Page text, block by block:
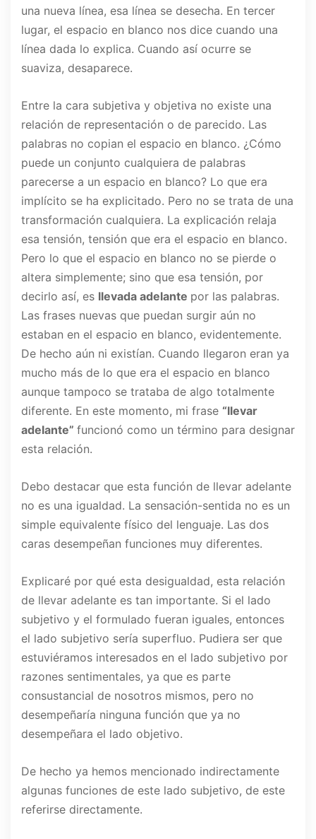
una nueva línea, esa línea se desecha. En tercer
lugar, el espacio en blanco nos dice cuando una
línea dada lo explica. Cuando así ocurre se
suaviza, desaparece.
Entre la cara subjetiva y objetiva no existe una
relación de representación o de parecido. Las
palabras no copian el espacio en blanco. ¿Cómo
puede un conjunto cualquiera de palabras
parecerse a un espacio en blanco? Lo que era
implícito se ha explicitado. Pero no se trata de una
transformación cualquiera. La explicación relaja
esa tensión, tensión que era el espacio en blanco.
Pero lo que el espacio en blanco no se pierde o
altera simplemente; sino que esa tensión, por
decirlo así, es llevada adelante por las palabras.
Las frases nuevas que puedan surgir aún no
estaban en el espacio en blanco, evidentemente.
De hecho aún ni existían. Cuando llegaron eran ya
mucho más de lo que era el espacio en blanco
aunque tampoco se trataba de algo totalmente
diferente. En este momento, mi frase “llevar
adelante” funcionó como un término para designar
esta relación.
Debo destacar que esta función de llevar adelante
no es una igualdad. La sensación-sentida no es un
simple equivalente físico del lenguaje. Las dos
caras desempeñan funciones muy diferentes.
Explicaré por qué esta desigualdad, esta relación
de llevar adelante es tan importante. Si el lado
subjetivo y el formulado fueran iguales, entonces
el lado subjetivo sería superfluo. Pudiera ser que
estuviéramos interesados en el lado subjetivo por
razones sentimentales, ya que es parte
consustancial de nosotros mismos, pero no
desempeñaría ninguna función que ya no
desempeñara el lado objetivo.
De hecho ya hemos mencionado indirectamente
algunas funciones de este lado subjetivo, de este
referirse directamente.